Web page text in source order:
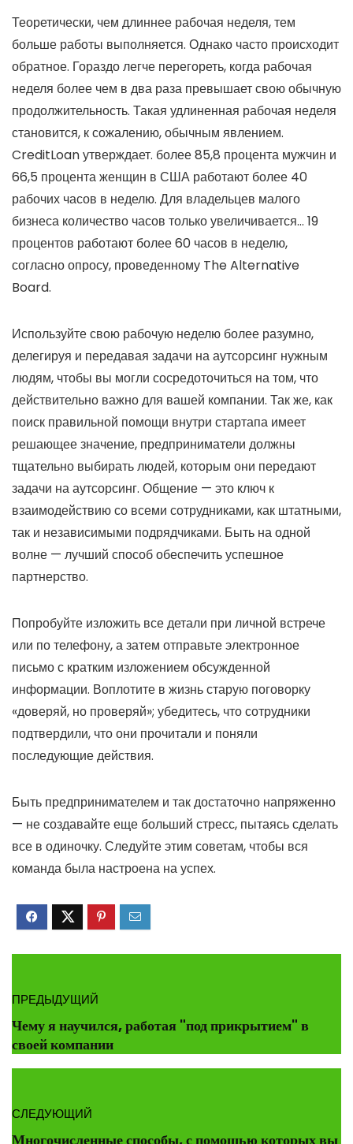
Теоретически, чем длиннее рабочая неделя, тем
больше работы выполняется. Однако часто происходит
обратное. Гораздо легче перегореть, когда рабочая
неделя более чем в два раза превышает свою обычную
продолжительность. Такая удлиненная рабочая неделя
становится, к сожалению, обычным явлением.
CreditLoan утверждает. более 85,8 процента мужчин и
66,5 процента женщин в США работают более 40
рабочих часов в неделю. Для владельцев малого
бизнеса количество часов только увеличивается… 19
процентов работают более 60 часов в неделю,
согласно опросу, проведенному The Alternative
Board.
Используйте свою рабочую неделю более разумно,
делегируя и передавая задачи на аутсорсинг нужным
людям, чтобы вы могли сосредоточиться на том, что
действительно важно для вашей компании. Так же, как
поиск правильной помощи внутри стартапа имеет
решающее значение, предприниматели должны
тщательно выбирать людей, которым они передают
задачи на аутсорсинг. Общение — это ключ к
взаимодействию со всеми сотрудниками, как штатными,
так и независимыми подрядчиками. Быть на одной
волне — лучший способ обеспечить успешное
партнерство.
Попробуйте изложить все детали при личной встрече
или по телефону, а затем отправьте электронное
письмо с кратким изложением обсужденной
информации. Воплотите в жизнь старую поговорку
«доверяй, но проверяй»; убедитесь, что сотрудники
подтвердили, что они прочитали и поняли
последующие действия.
Быть предпринимателем и так достаточно напряженно
— не создавайте еще больший стресс, пытаясь сделать
все в одиночку. Следуйте этим советам, чтобы вся
команда была настроена на успех.
ПРЕДЫДУЩИЙ
Чему я научился, работая "под прикрытием" в
своей компании
СЛЕДУЮЩИЙ
Многочисленные способы, с помощью которых вы